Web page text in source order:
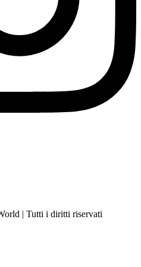
| Tutti i diritti riservati